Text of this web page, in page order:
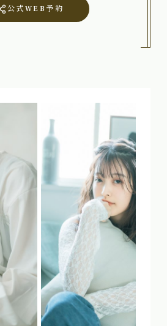
公式WEB予約